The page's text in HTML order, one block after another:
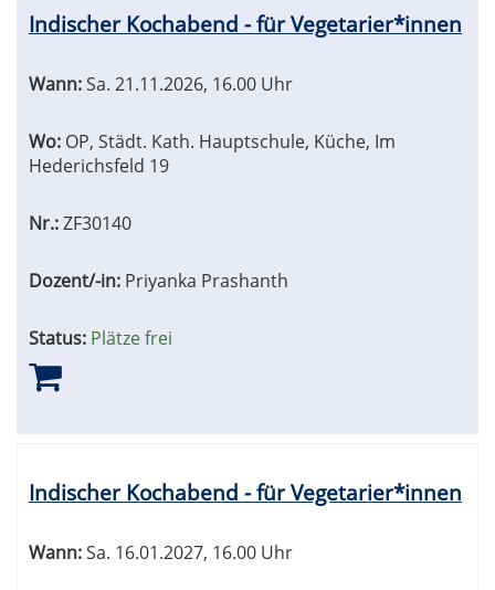
Indischer Kochabend - für Vegetarier*innen
Wann:Sa. 21.11.2026, 16.00 Uhr
Wo: OP, Städt. Kath. Hauptschule, Küche, Im
Hederichsfeld 19
Nr.:ZF30140
Dozent/-in: Priyanka Prashanth
Status: Plätze frei
Indischer Kochabend - für Vegetarier*innen
Wann:Sa. 16.01.2027, 16.00 Uhr